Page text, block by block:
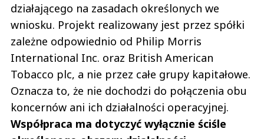
działającego na zasadach określonych we
wniosku. Projekt realizowany jest przez spółki
zależne odpowiednio od Philip Morris
International Inc. oraz British American
Tobacco plc, a nie przez całe grupy kapitałowe.
Oznacza to, że nie dochodzi do połączenia obu
koncernów ani ich działalności operacyjnej.
Współpraca ma dotyczyć wyłącznie ściśle